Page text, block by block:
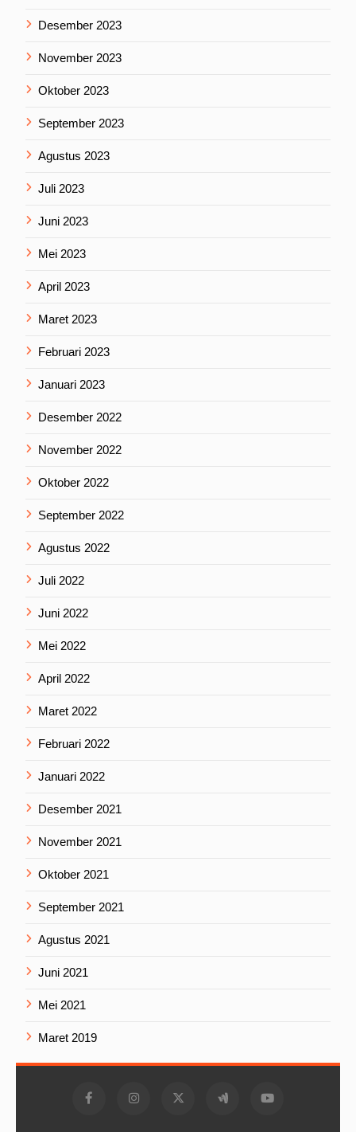
Desember 2023
November 2023
Oktober 2023
September 2023
Agustus 2023
Juli 2023
Juni 2023
Mei 2023
April 2023
Maret 2023
Februari 2023
Januari 2023
Desember 2022
November 2022
Oktober 2022
September 2022
Agustus 2022
Juli 2022
Juni 2022
Mei 2022
April 2022
Maret 2022
Februari 2022
Januari 2022
Desember 2021
November 2021
Oktober 2021
September 2021
Agustus 2021
Juni 2021
Mei 2021
Maret 2019